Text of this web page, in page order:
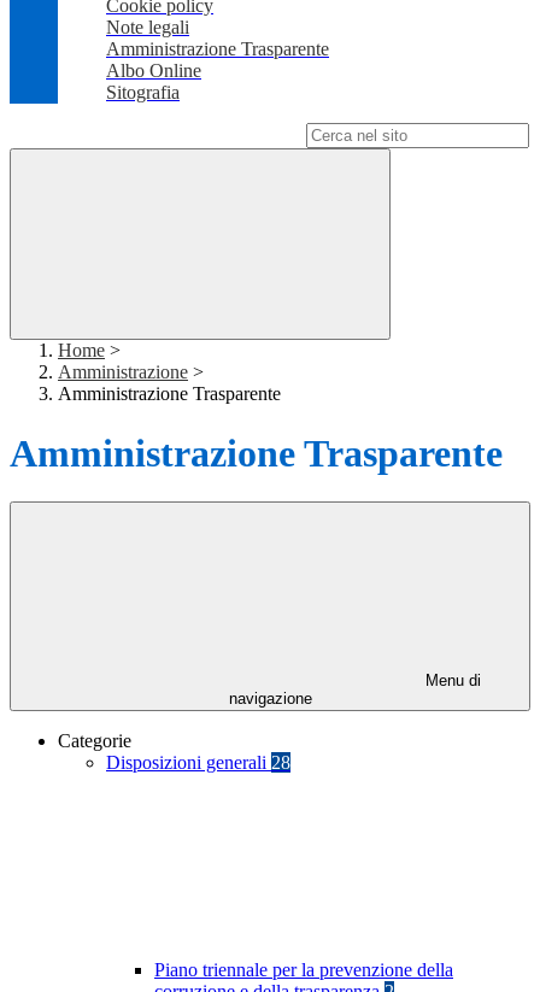
Cookie policy
Note legali
Amministrazione Trasparente
Albo Online
Sitografia
Home >
Amministrazione >
Amministrazione Trasparente
Amministrazione Trasparente
Menu di
navigazione
Categorie
Disposizioni generali 28
Piano triennale per la prevenzione della